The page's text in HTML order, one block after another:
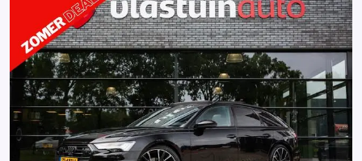
Airbag(s) hoofd voor
Airbag(s) side voor
Airbag bestuurder
Airbag passagier
Alarm klasse 1(startblokkering)
Aluminium delen exterieur
Aluminium interieur afwerking